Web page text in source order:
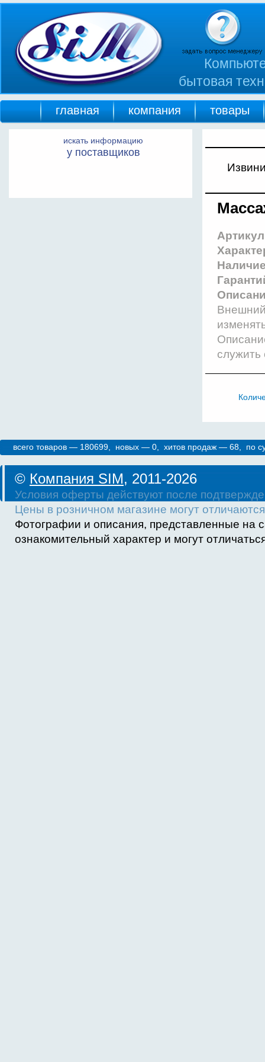
бытовая
главная компания товары
искать информацию
у поставщиков
Артикул
Внешний
всего товаров — 180699, новых — 0, хитов продаж — 68, по
© Компания SIM, 2011-2026
Условия оферты действуют после
Цены в розничном магазине могут
Фотографии и описания, представленные на
ознакомительный характер и могут